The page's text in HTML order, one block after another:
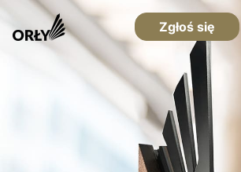
Zgłoś się